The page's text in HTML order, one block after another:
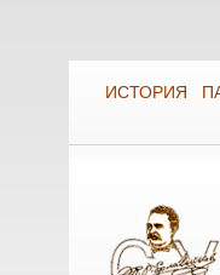
ИСТОРИЯ